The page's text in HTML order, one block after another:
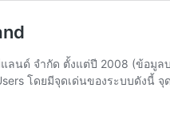
นด์ จำกัด ตั้งแต่ปี 2008 (ข้อมู
โดยมีจุดเด่นของระบบดังนี้